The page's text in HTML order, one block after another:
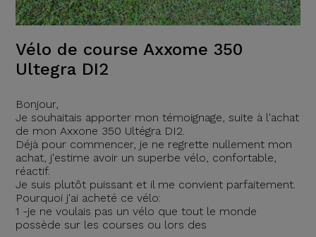
Vélo de course Axxome 350
Ultegra DI2
Bonjour,
Je souhaitais apporter mon témoignage, suite à l'achat
de mon Axxone 350 Ultégra DI2.
Déjà pour commencer, je ne regrette nullement mon
achat, j'estime avoir un superbe vélo, confortable,
réactif.
Je suis plutôt puissant et il me convient parfaitement.
Pourquoi j'ai acheté ce vélo:
1 -je ne voulais pas un vélo que tout le monde
possède sur les courses ou lors des